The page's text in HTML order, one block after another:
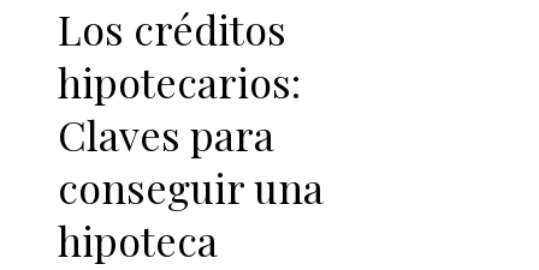
Los créditos
hipotecarios:
Claves para
conseguir una
hipoteca